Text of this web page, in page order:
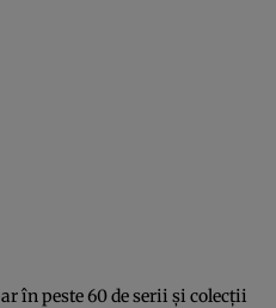
în peste 60 de serii şi colecţii